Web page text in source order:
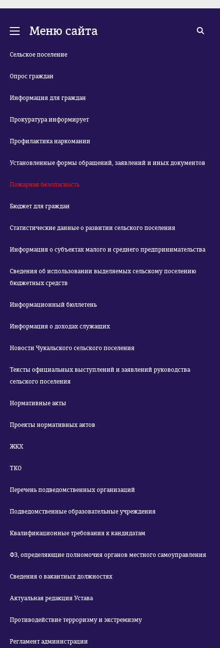
Меню сайта
Сельское поселение
Опрос граждан
Информация для граждан
Прокуратура информирует
Профилактика наркомании
Установленные формы обращений, заявлений и иных документов
Пожарная безопасность
Бюджет для граждан
Статистические данные о развитии сельского поселения
Информация о субъектах малого и среднего предпринимательства
Сведения об использовании выделяемых сельскому поселению
бюджетных средств
Информационный бюллетень
Информация о доходах служащих
Новости Чукальского сельского поселения
Тексты официальных выступлений и заявлений руководства
сельского поселения
Нормативные акты
Проекты нормативных актов
ЖКХ
ТКО
Перечень подведомственных организаций
Подведомственные образовательные учреждения
Квалификационные требования к кандидатам
ФЗ, определяющие полномочия органов местного самоуправления
Сведения о вакантных должностях
Актуальная редакция Устава
Противодействие терроризму и экстремизму
Регламент администрации